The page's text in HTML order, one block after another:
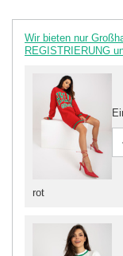
Wir bieten nur
REGISTRIERUNG
rot